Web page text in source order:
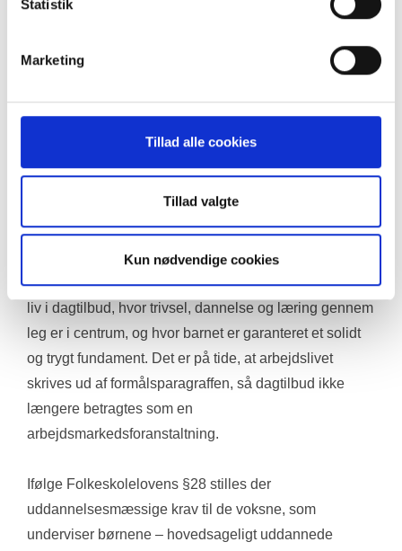
Statistik
Marketing
Tillad alle cookies
Tillad valgte
Kun nødvendige cookies
ønsker (Dagtilbudsloven §1, stk. 2).
Formålsparagraffen siger imidlertid meget lidt om
læring, udvikling og dannelse gennem leg. Et godt
livet. Barnets fremtid afhænger af det fundament, der
Vi ønsker, at formålsparagraffen i Dagtilbudsloven
ændres, så den tager udgangspunkt i barnets ret til et
liv i dagtilbud, hvor trivsel, dannelse og læring gennem
leg er i centrum, og hvor barnet er garanteret et solidt
og trygt fundament. Det er på tide, at arbejdslivet
skrives ud af formålsparagraffen, så dagtilbud ikke
længere betragtes som en
arbejdsmarkedsforanstaltning.
Ifølge Folkeskolelovens §28 stilles der
uddannelsesmæssige krav til de voksne, som
underviser børnene – hovedsageligt uddannede